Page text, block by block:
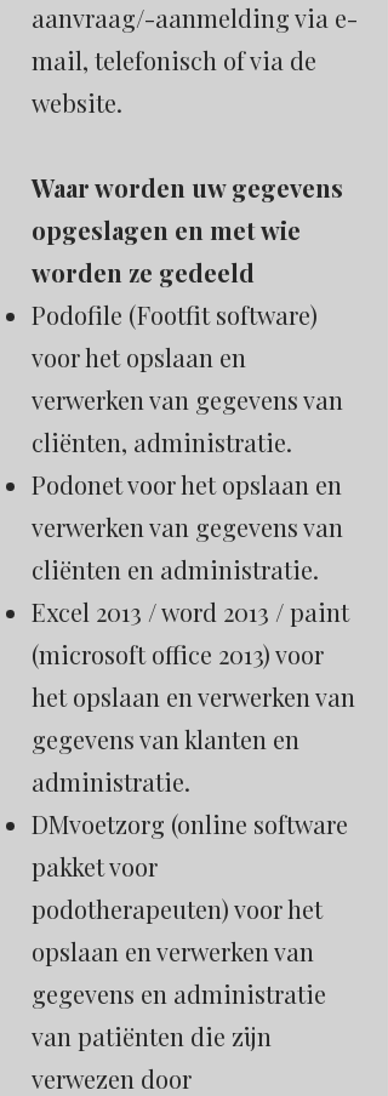
aanvraag/-aanmelding via e-
mail, telefonisch of via de
website.
Waar worden uw gegevens
opgeslagen en met wie
worden ze gedeeld
Podofile (Footfit software)
voor het opslaan en
verwerken van gegevens van
cliënten, administratie.
Podonet voor het opslaan en
verwerken van gegevens van
cliënten en administratie.
Excel 2013 / word 2013 / paint
(microsoft office 2013) voor
het opslaan en verwerken van
gegevens van klanten en
administratie.
DMvoetzorg (online software
pakket voor
podotherapeuten) voor het
opslaan en verwerken van
gegevens en administratie
van patiënten die zijn
verwezen door